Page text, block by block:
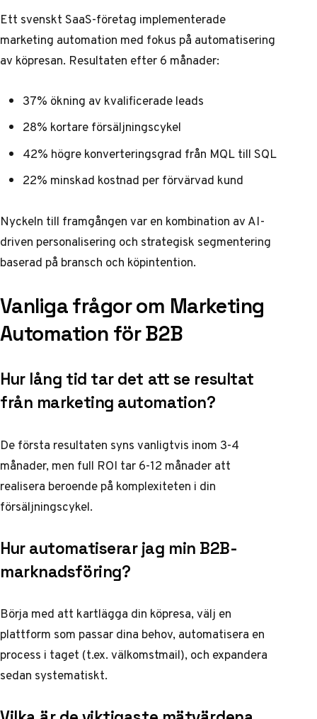
Ett svenskt SaaS-företag implementerade
marketing automation med fokus på automatisering
av köpresan. Resultaten efter 6 månader:
37% ökning av kvalificerade leads
28% kortare försäljningscykel
42% högre konverteringsgrad från MQL till SQL
22% minskad kostnad per förvärvad kund
Nyckeln till framgången var en kombination av AI-
driven personalisering och strategisk segmentering
baserad på bransch och köpintention.
Vanliga frågor om Marketing
Automation för B2B
Hur lång tid tar det att se resultat
från marketing automation?
De första resultaten syns vanligtvis inom 3-4
månader, men full ROI tar 6-12 månader att
realisera beroende på komplexiteten i din
försäljningscykel.
Hur automatiserar jag min B2B-
marknadsföring?
Börja med att kartlägga din köpresa, välj en
plattform som passar dina behov, automatisera en
process i taget (t.ex. välkomstmail), och expandera
sedan systematiskt.